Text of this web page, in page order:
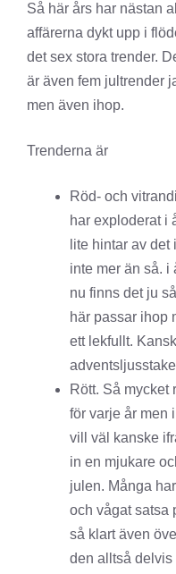
Så här års har nästan
affärerna dykt upp i
det sex stora trender.
är även fem jultrender
men även ihop.
Trenderna är
Röd- och
har exploderat i
lite hintar av
inte mer än så. i
nu finns det ju
här passar ihop
ett lekfullt.
Rött. Så mycket
för varje år men
vill väl kanske
in en mjukare
julen. Många
och vågat satsa
så klart även
den alltså delvis